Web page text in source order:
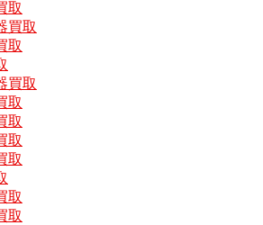
取
買取
取
買取
取
取
取
取
取
取